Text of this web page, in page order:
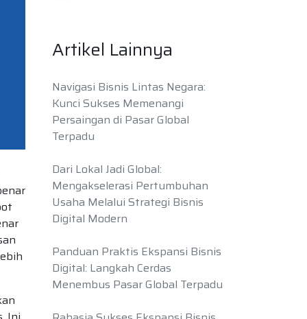
Artikel Lainnya
Navigasi Bisnis Lintas Negara:
Kunci Sukses Memenangi
Persaingan di Pasar Global
Terpadu
Dari Lokal Jadi Global:
Mengakselerasi Pertumbuhan
Usaha Melalui Strategi Bisnis
Digital Modern
Panduan Praktis Ekspansi Bisnis
Digital: Langkah Cerdas
Menembus Pasar Global Terpadu